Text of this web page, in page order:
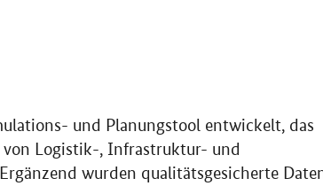
und Planungstool entwickelt, das
von Logistik-, Infrastruktur- und
wurden qualitätsgesicherte